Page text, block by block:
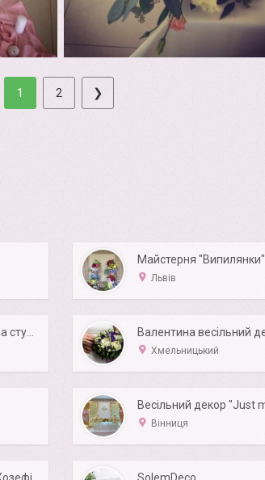
1 2 ❯
Майстерня "Випилянки"
Львів
SPONOMA Весільна студія
Хмельницький
Вінниця